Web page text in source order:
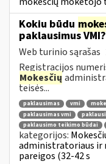
Kokiu būdu
paklausimus VMI?
Web turinio sąrašas
Registracijos
Mokesčių
teisės...
paklausimas vmi
paklausimas vmi
paklausimo teikimo būdai
kategorijos:
administratoriaus ir
pareigos (32-42 s